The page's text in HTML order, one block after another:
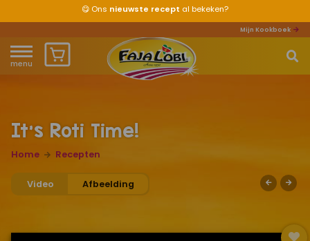
😋 Ons nieuwste recept al bekeken?
Mijn Kookboek
menu
Waar ben je naar op zoek?
Home
Over ons
Producten
It's Roti Time!
Home Recepten
Video Afbeelding